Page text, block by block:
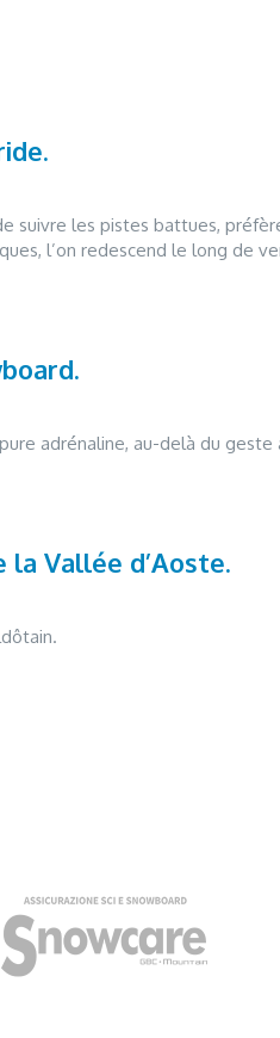
suivre les pistes battues,
l’on redescend le long de
adrénaline, au-delà du geste
Vallée d’Aoste.